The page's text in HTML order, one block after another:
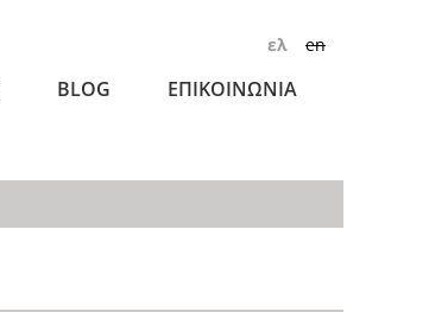
en
ελ
BLOG ΕΠΙΚΟΙΝΩΝΙΑ